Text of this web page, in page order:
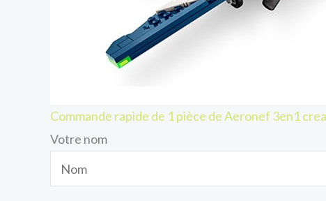
Commande rapide de 1 pièce de Aeronef 3en1
Votre nom